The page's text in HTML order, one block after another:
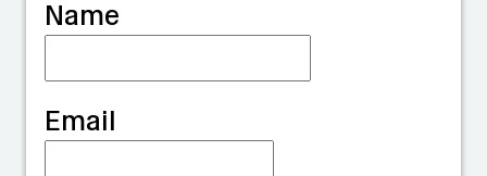
Name
Email
n